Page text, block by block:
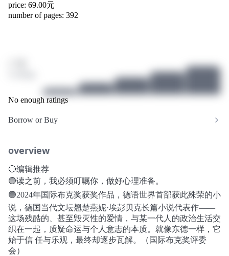
price: 69.00元
number of pages: 392
No enough ratings
Borrow or Buy
overview
🔴编辑推荐
🟣读之前，我必须叮嘱你，做好心理准备。
🟣2024年国际布克奖获奖作品，德语世界首部获此殊荣的小
说，德国当代文坛翘楚燕妮·埃彭贝克长篇小说代表作——
这场残酷的、甚至毁灭性的爱情，与某一代人的政治生活交
织在一起，质疑命运与个人意志的本质。就像东德一样，它
始于信 任与乐观，最终却逐步瓦解。（国际布克奖评委
会）